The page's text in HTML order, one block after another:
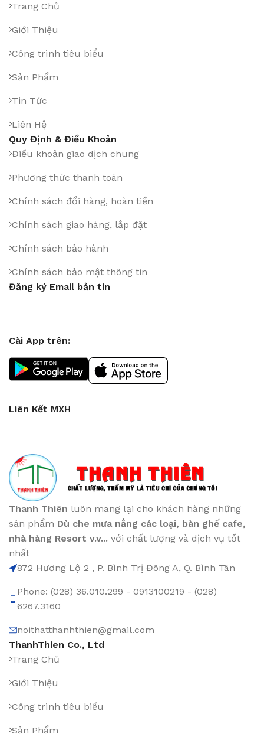
Trang Chủ
Giới Thiệu
Công trình tiêu biểu
Sản Phẩm
Tin Tức
Liên Hệ
Quy Định & Điều Khoản
Điều khoản giao dịch chung
Phương thức thanh toán
Chính sách đổi hàng, hoàn tiền
Chính sách giao hàng, lắp đặt
Chính sách bảo hành
Chính sách bảo mật thông tin
Đăng ký Email bản tin
Cài App trên:
Liên Kết MXH
Thanh Thiên luôn mang lại cho khách hàng những
sản phẩm Dù che mưa nắng các loại, bàn ghế cafe,
nhà hàng Resort v.v... với chất lượng và dịch vụ tốt
nhất
872 Hương Lộ 2 , P. Bình Trị Đông A, Q. Bình Tân
Phone: (028) 36.010.299 - 0913100219 - (028)
6267.3160
noithatthanhthien@gmail.com
ThanhThien Co., Ltd
Trang Chủ
Giới Thiệu
Công trình tiêu biểu
Sản Phẩm